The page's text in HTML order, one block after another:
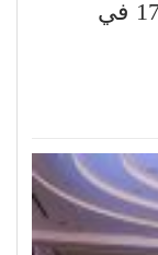
صورة واتساب بتاريخ 2025-05-17 في